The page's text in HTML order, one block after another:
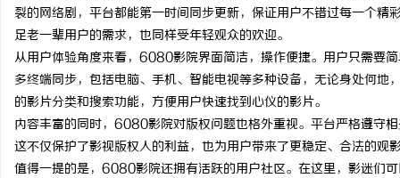
裂的网络剧，平台都能第一时间同步更新，保证用户不错过每一个
足老一辈用户的需求，也同样受年轻观众的欢迎。
从用户体验角度来看，6080影院界面简洁，操作便捷。用户只需要
多终端同步，包括电脑、手机、智能电视等多种设备，无论身处何
的影片分类和搜索功能，方便用户快速找到心仪的影片。
内容丰富的同时，6080影院对版权问题也格外重视。平台严格遵守
这不仅保护了影视版权人的利益，也为用户带来了更稳定、合法的观
值得一提的是，6080影院还拥有活跃的用户社区。在这里，影迷们